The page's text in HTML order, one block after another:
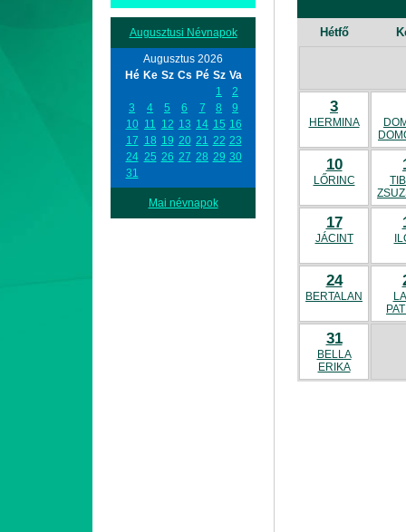
Augusztusi Névnapok
Augusztus 2026
Hé Ke Sz Cs Pé Sz Va
1
2
3
4 5 6 7 8
9
10 11 12 13 14 15 16
17 18 19 20 21 22 23
24 25 26 27 28 29 30
31
Mai névnapok
Hétfő
3
HERMINA
10
LŐRINC
17
JÁCINT
24
BERTALAN
31
BELLA
ERIKA